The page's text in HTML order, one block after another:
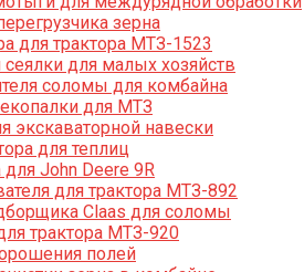
зерна
для трактора МТЗ-1523
для малых хозяйств
соломы для комбайна
для МТЗ
экскаваторной навески
для теплиц
John Deere 9R
для трактора МТЗ-892
Claas для соломы
трактора МТЗ-920
полей